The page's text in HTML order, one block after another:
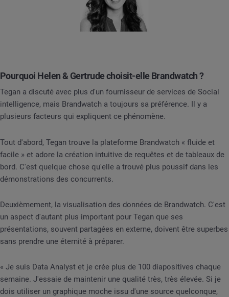
Pourquoi Helen & Gertrude choisit-elle Brandwatch ?
Tegan a discuté avec plus d'un fournisseur de services de Social
intelligence, mais Brandwatch a toujours sa préférence. Il y a
plusieurs facteurs qui expliquent ce phénomène.
Tout d'abord, Tegan trouve la plateforme Brandwatch « fluide et
facile » et adore la création intuitive de requêtes et de tableaux de
bord. C'est quelque chose qu'elle a trouvé plus poussif dans les
démonstrations des concurrents.
Deuxièmement, la visualisation des données de Brandwatch. C'est
un aspect d'autant plus important pour Tegan que ses
présentations, souvent partagées en externe, doivent être superbes
sans prendre une éternité à préparer.
« Je suis Data Analyst et je crée plus de 100 diapositives chaque
semaine. J'essaie de maintenir une qualité très, très élevée. Si je
dois utiliser un graphique moche issu d'une source quelconque,